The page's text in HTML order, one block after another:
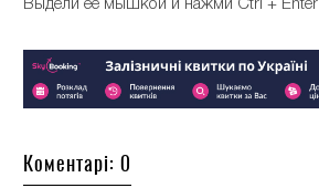
Выдели ее мышкой и нажми Ctrl + Enter
Коментарі: 0